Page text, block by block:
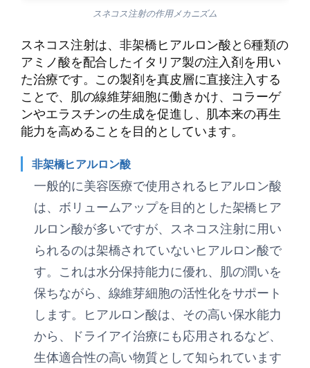
スネコス注射の作用メカニズム
スネコス注射は、非架橋ヒアルロン酸と6種類の
アミノ酸を配合したイタリア製の注入剤を用い
た治療です。この製剤を真皮層に直接注入する
ことで、肌の線維芽細胞に働きかけ、コラーゲ
ンやエラスチンの生成を促進し、肌本来の再生
能力を高めることを目的としています。
非架橋ヒアルロン酸
一般的に美容医療で使用されるヒアルロン酸
は、ボリュームアップを目的とした架橋ヒア
ルロン酸が多いですが、スネコス注射に用い
られるのは架橋されていないヒアルロン酸で
す。これは水分保持能力に優れ、肌の潤いを
保ちながら、線維芽細胞の活性化をサポート
します。ヒアルロン酸は、その高い保水能力
から、ドライアイ治療にも応用されるなど、
生体適合性の高い物質として知られています